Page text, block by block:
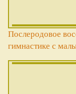
Послеродовое
гимнастике с